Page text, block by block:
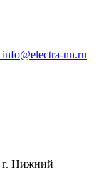
info@electra-nn.ru
г. Нижний